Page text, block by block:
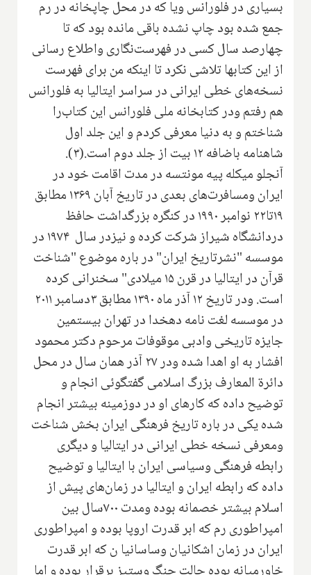
بسیاری در فلورانس ویا که‌ در محل چاپخانه در رم
جمع شده بود‌ چاپ نشده باقی مانده بود‌ که تا
چهارصد سال کسی در فهرست‌نگاری‌ واطلاع رسانی
از این کتابها‌ تلاشی نکرد تا اینکه‌ من برای فهرست‌
نسخه‌های‌ خطی ایرانی در سراسر ایتالیا به فلورانس‌
هم رفتم‌ ودر کتابخانه ملی‌ فلورانس این کتاب‌را
شناختم و به دنیا معرفی کردم‌ و این جلد اول
شاهنامه باضافه ۱۲ بیت از جلد دوم است‌.(۳).
آنجلو میکله پیه مونتسه‌ در مدت اقامت خود در
ایران ومسافرت‌های بعدی در تاریخ آبان ۱۳۶۹ مطابق
۱۹تا۲۲ نوامبر ۱۹۹۰ در کنگره بزرگداشت حافظ
دردانشگاه‌ شیراز شرکت کرده و نیزدر سال ۱۹۷۴ در
موسسه "نشرتاریخ ایران" در باره موضوع "شناخت
قرآن در ایتالیا در قرن ۱۵ میلادی" سخنرانی کرده
است. ودر تاریخ ۱۲ آذر ماه ۱۳۹۰ مطابق ۳دسامبر ۲۰۱۱
در موسسه لغت نامه دهخدا در تهران‌ بیستمین
جایزه تاریخی وادبی‌ موقوفات مرحوم دکتر محمود
افشار‌ به او اهدا شده ودر ۲۷ آذر همان سال‌ در محل
دائرة المعارف بزرگ اسلامی گفتگوئی انجام و
توضیح داده که کارهای او ‌در دوزمینه بیشتر ‌انجام
شده یکی در باره تاریخ فرهنگی ایران بخش شناخت
ومعرفی نسخه خطی ایرانی ‌در ایتالیا و دیگری
رابطه فرهنگی وسیاسی ایران با ایتالیا‌ و توضیح
داده که رابطه ایران و ایتالیا در زمان‌های پیش از
اسلام‌ بیشتر خصمانه بوده ومدت ۷۰۰سال بین
امپراطوری رم که ابر قدرت اروپا بوده و امپراطوری
ایران در زمان اشکانیان وساسانیا ن که ابر قدرت